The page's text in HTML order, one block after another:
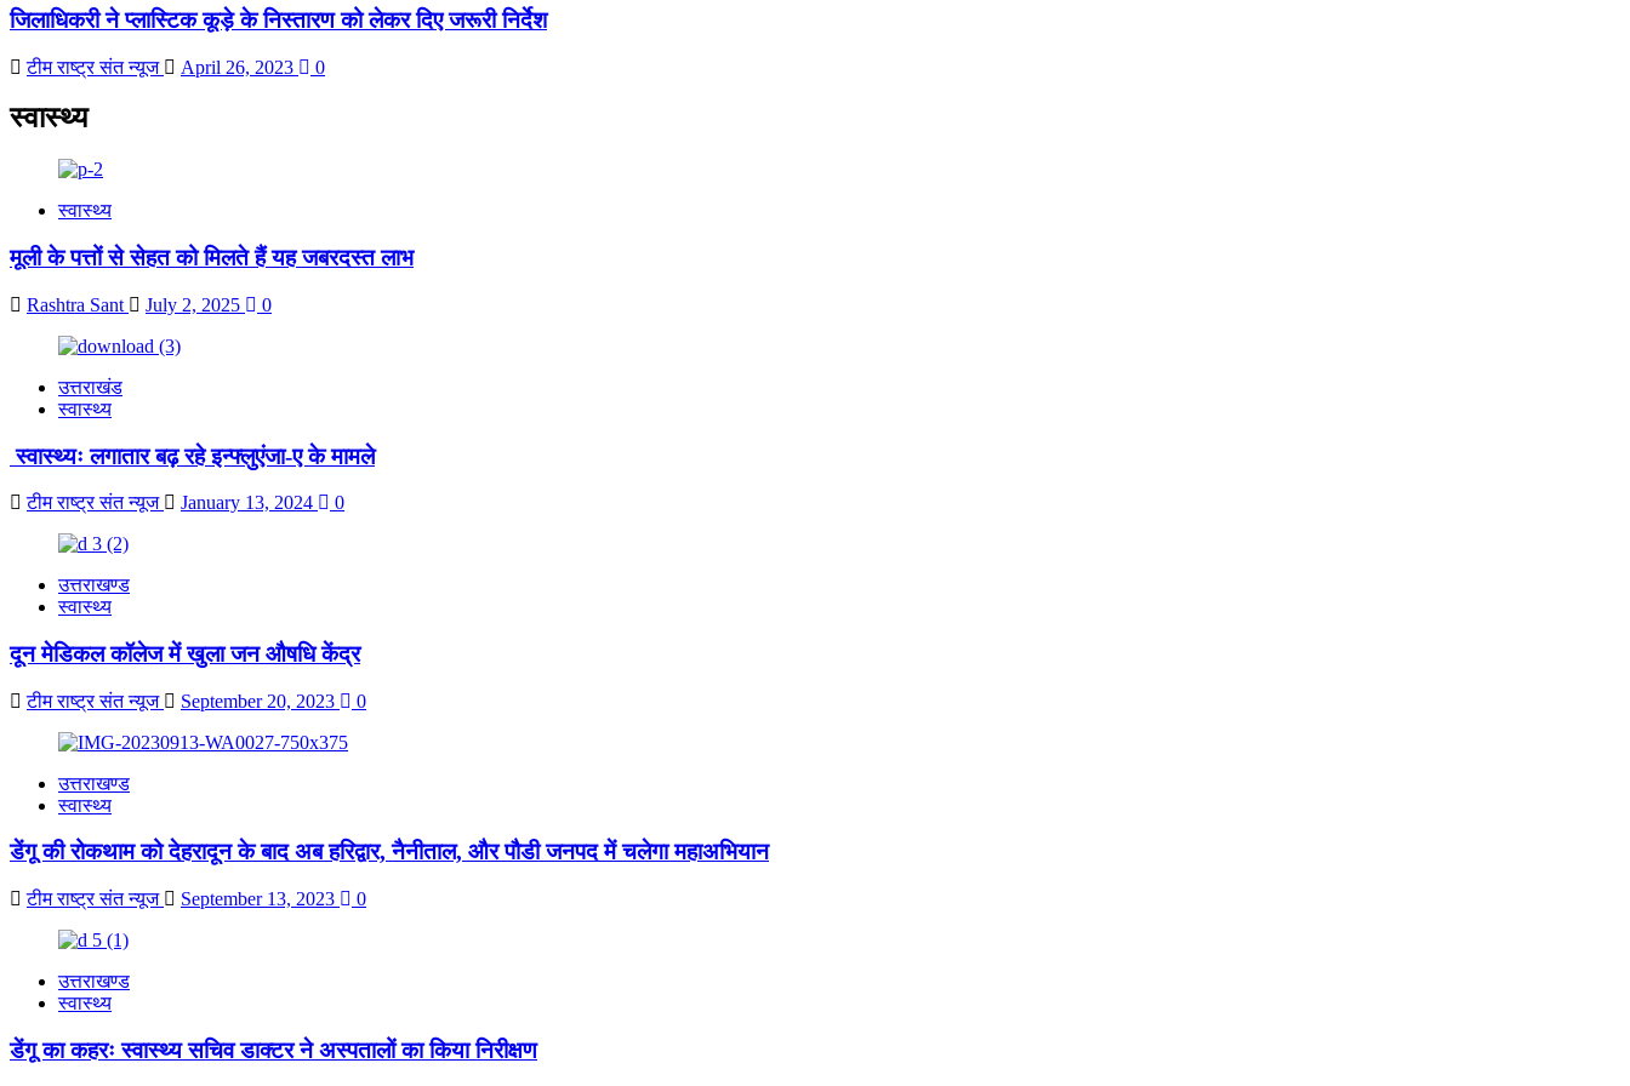
जिलाधिकरी ने प्लास्टिक कूड़े के निस्तारण को लेकर दिए जरूरी निर्देश
टीम राष्ट्र संत न्यूज April 26, 2023 0
स्वास्थ्य
स्वास्थ्य
मूली के पत्तों से सेहत को मिलते हैं यह जबरदस्त लाभ
Rashtra Sant July 2, 2025 0
उत्तराखंड
स्वास्थ्य
स्वास्थ्यः लगातार बढ़ रहे इन्फ्लुएंजा-ए के मामले
टीम राष्ट्र संत न्यूज January 13, 2024 0
उत्तराखण्ड
स्वास्थ्य
दून मेडिकल कॉलेज में खुला जन औषधि केंद्र
टीम राष्ट्र संत न्यूज September 20, 2023 0
उत्तराखण्ड
स्वास्थ्य
डेंगू की रोकथाम को देहरादून के बाद अब हरिद्वार, नैनीताल, और पौडी जनपद में चलेगा महाअभियान
टीम राष्ट्र संत न्यूज September 13, 2023 0
उत्तराखण्ड
स्वास्थ्य
डेंगू का कहरः स्वास्थ्य सचिव डाक्टर ने अस्पतालों का किया निरीक्षण